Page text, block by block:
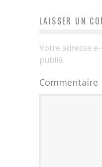
LAISSER UN
Votre adresse
publié.
Commentaire